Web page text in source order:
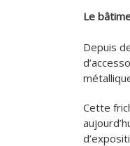
Le
Depuis
Cette